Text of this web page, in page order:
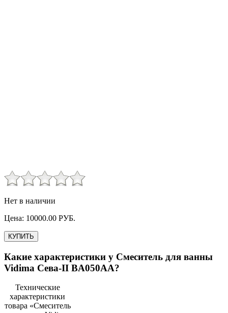
Нет в наличии
Цена: 10000.00 РУБ.
КУПИТЬ
Какие характеристики у Смеситель для ванны
Vidima Сева-II BA050AA?
Технические
характеристики
товара «Смеситель